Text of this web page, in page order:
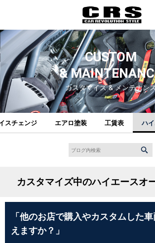
CUSTOM
&
カスタマイズ & メンテナン
スチェンジ エアロ塗装 工賃表 ハ
カスタマイズ中のハイエースオ
「他のお店で購入やカスタムした
えますか？」